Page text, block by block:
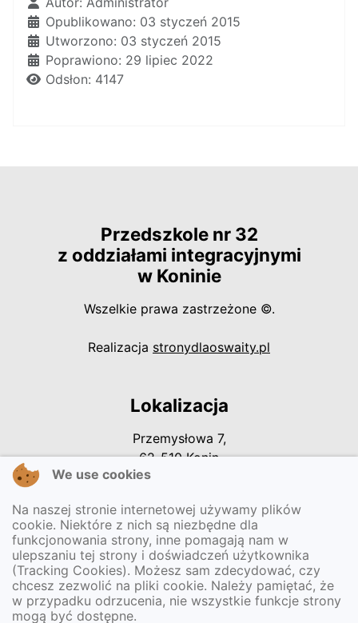
Opublikowano: 03 styczeń 2015
Utworzono: 03 styczeń 2015
Poprawiono: 29 lipiec 2022
Odsłon: 4147
Przedszkole nr 32
z oddziałami integracyjnymi
w Koninie
Wszelkie prawa zastrzeżone ©.
Realizacja stronydlaoswaity.pl
Lokalizacja
Przemysłowa 7,
62-510 Konin
Kontakt
Tel. 63 242 43 55
sekretariat@przedszkole32konin.pl
We use cookies
Na naszej stronie internetowej używamy plików
cookie. Niektóre z nich są niezbędne dla
funkcjonowania strony, inne pomagają nam w
ulepszaniu tej strony i doświadczeń użytkownika
(Tracking Cookies). Możesz sam zdecydować, czy
chcesz zezwolić na pliki cookie. Należy pamiętać, że
w przypadku odrzucenia, nie wszystkie funkcje strony
mogą być dostępne.